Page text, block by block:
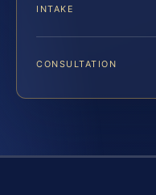
INTAKE
CONSULTATION